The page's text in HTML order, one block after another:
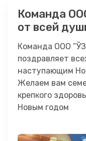
Команда
от всей
наших
Команда ООО
поздравляет
наступающим
Желаем вам
крепкого
Новым годом